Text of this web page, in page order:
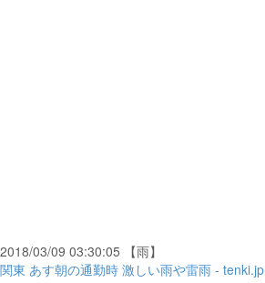
2018/03/09 03:30:05 【雨】
関東 あす朝の通勤時 激しい雨や雷雨 - tenki.jp